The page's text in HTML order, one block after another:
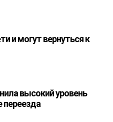
и могут вернуться к
высокий уровень
переезда